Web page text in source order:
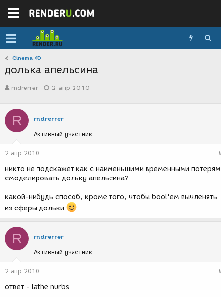
Cinema 4D
долька апельсина
в
о
р
т
е
м
ы
rndrerrer
а
с
з
д
и
я
2 апр 2010
R rndrerrer
Активный участник
2 апр 2010
никто не подскажет как с наименьшими временными
смоделировать дольку апельсина?
какой-нибудь способ, кроме того, чтобы bool'ем вычленять
из сферы дольки
R rndrerrer
Активный участник
2 апр 2010
ответ - lathe nurbs